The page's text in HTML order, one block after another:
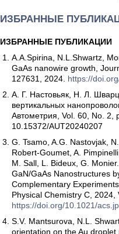
ИЗБРАННЫЕ
ИЗБРАННЫЕ ПУБЛИКАЦИИ
A.А.Spirina, N.L.Shwartz,
GaAs nanowire growth,
127631, 2024. https://
А. Г. Настовьяк, Н. Л.
вертикальных
Автометрия, Vol. 60, No. 2,
10.15372/AUT20240207
G. Tsamo, A.G. Nastovjak,
Robert-Goumet, A.
M. Sall, L. Bideux, G.
GaN/GaAs Nanostructures
Complementary
Physical Chemistry C, 2024,
https://doi.org/10.1021/
S.V. Mantsurova, N.L.
orientation on the Au